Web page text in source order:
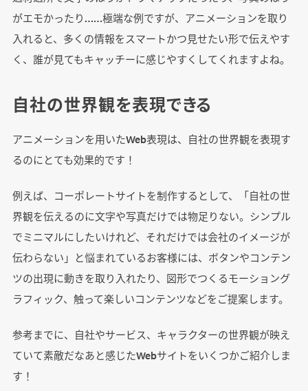
がエモかったり……極端な例ですが、アニメーションを取り
入れると、多くの情報をスマートかつ見せたい形で伝えやす
く、誰が見てもキャッチーに感じやすくしてくれますよね。
自社の世界観を表現できる
アニメーションを用いたWeb表現は、自社の世界観を表現す
るのにとても効果的です！
例えば、コーポレートサイトを制作するとして、「自社の世
界観を伝えるのに文字や写真だけでは物足りない。シンプル
でミニマルにしたいけれど、それだけでは会社のイメージが
伝わらない」と悩まれているお客様には、ボタンやコンテン
ツの出現に動きを取り入れたり、図形でつくるモーショング
ラフィック、触って楽しいコンテンツなどをご提案します。
参考までに、自社やサービス、キャラクターの世界観が映え
ていて素敵だなあと感じたWebサイトをいくつかご紹介しま
す！